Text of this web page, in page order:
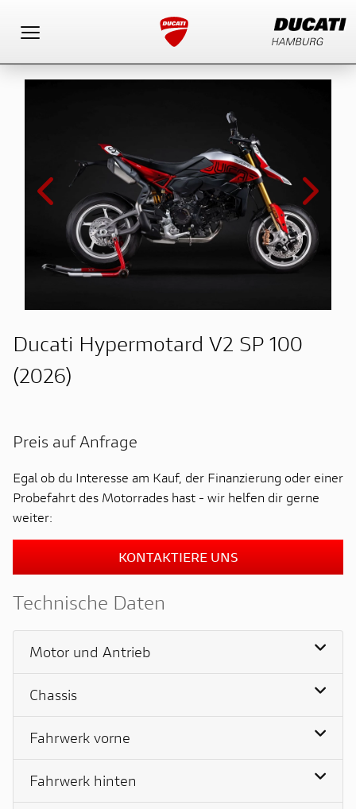
Ducati Hypermotard V2 SP 100
(2026)
Technische Daten
Motor und Antrieb
Chassis
Fahrwerk vorne
Fahrwerk hinten
Preis auf Anfrage
Egal ob du Interesse am Kauf, der Finanzierung oder einer
Probefahrt des Motorrades hast - wir helfen dir gerne
weiter:
KONTAKTIERE UNS